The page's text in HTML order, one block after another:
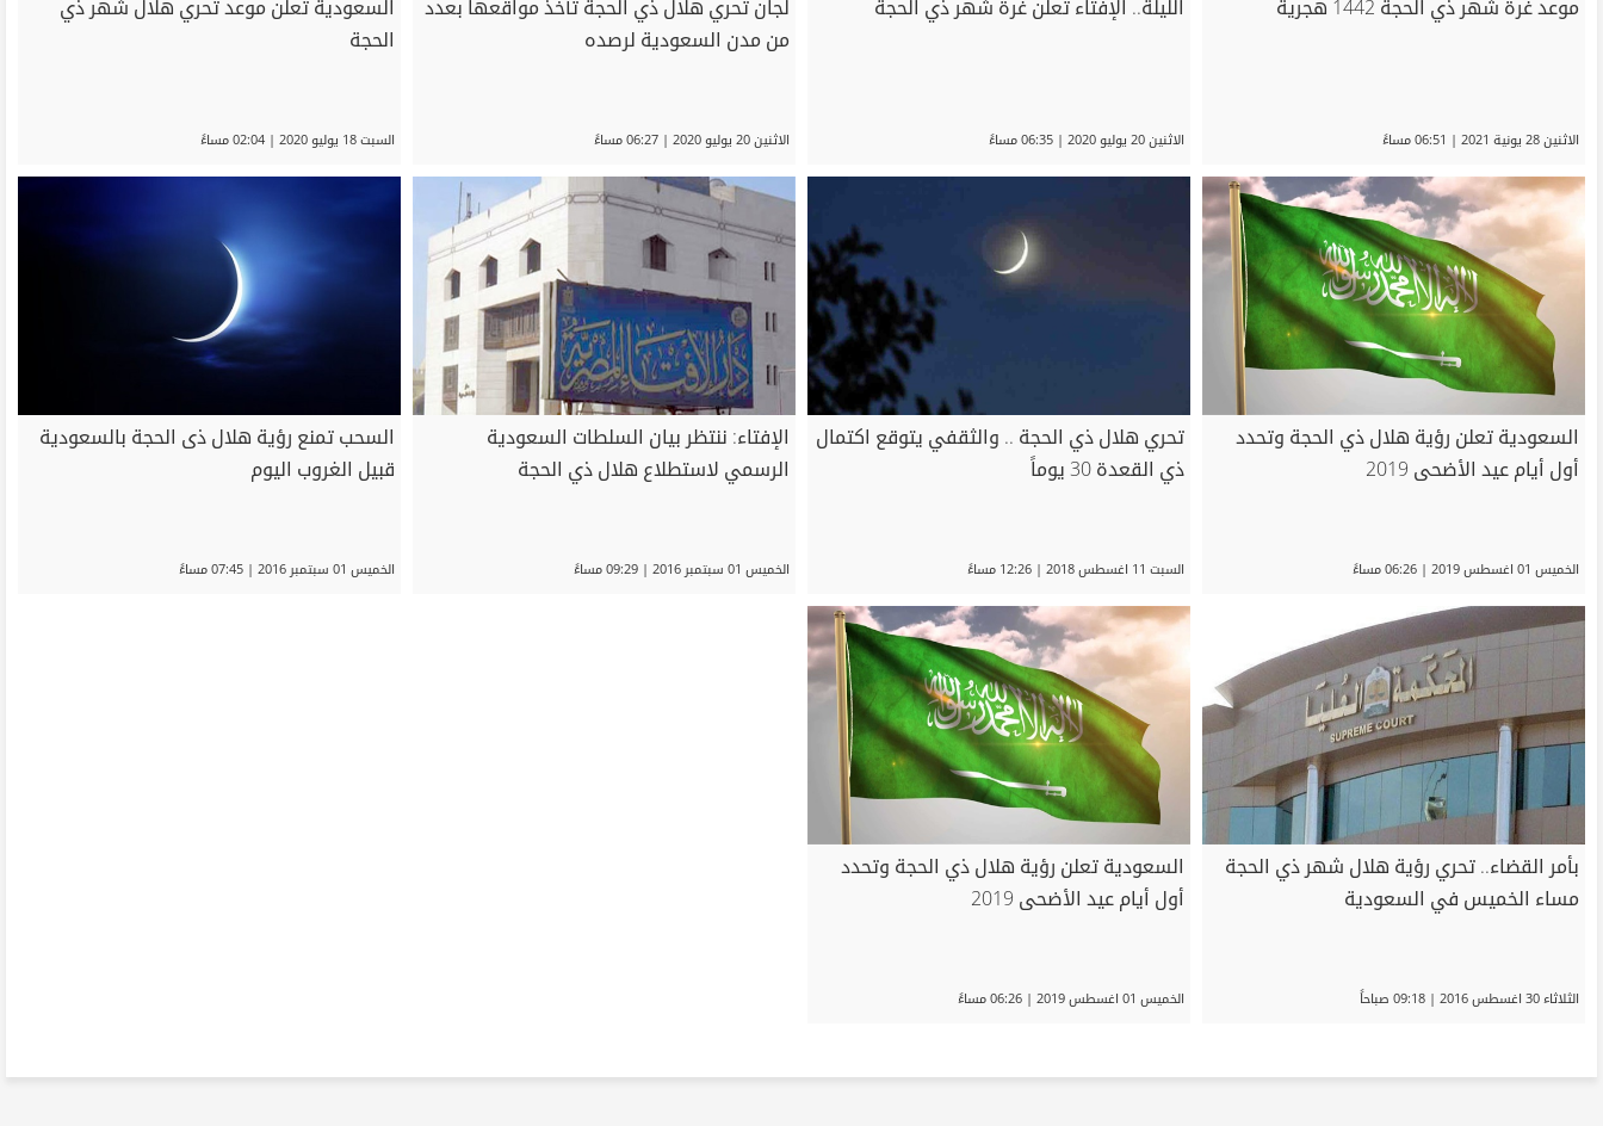
موعد غرة شهر ذي الحجة 1442 هجرية
الاثنين 28 يونية 2021 | 06:51 مساءً
الليلة.. الإفتاء تعلن غرة شهر ذي الحجة
الاثنين 20 يوليو 2020 | 06:35 مساءً
لجان تحري هلال ذي الحجة تأخذ مواقعها بعدد
من مدن السعودية لرصده
الاثنين 20 يوليو 2020 | 06:27 مساءً
السعودية تعلن موعد تحري هلال شهر ذي
الحجة
السبت 18 يوليو 2020 | 02:04 مساءً
السعودية تعلن رؤية هلال ذي الحجة وتحدد
أول أيام عيد الأضحى 2019
الخميس 01 اغسطس 2019 | 06:26 مساءً
تحري هلال ذي الحجة .. والثقفي يتوقع اكتمال
ذي القعدة 30 يوماً
السبت 11 اغسطس 2018 | 12:26 مساءً
الإفتاء: ننتظر بيان السلطات السعودية
الرسمي لاستطلاع هلال ذي الحجة
الخميس 01 سبتمبر 2016 | 09:29 مساءً
السحب تمنع رؤية هلال ذى الحجة بالسعودية
قبيل الغروب اليوم
الخميس 01 سبتمبر 2016 | 07:45 مساءً
بأمر القضاء.. تحري رؤية هلال شهر ذي الحجة
مساء الخميس في السعودية
الثلاثاء 30 اغسطس 2016 | 09:18 صباحاً
السعودية تعلن رؤية هلال ذي الحجة وتحدد
أول أيام عيد الأضحى 2019
الخميس 01 اغسطس 2019 | 06:26 مساءً